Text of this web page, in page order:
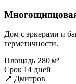
Дом с эркерами и
герметичности.
Площадь 280 м²
Срок 14 дней
📍 Дмитров